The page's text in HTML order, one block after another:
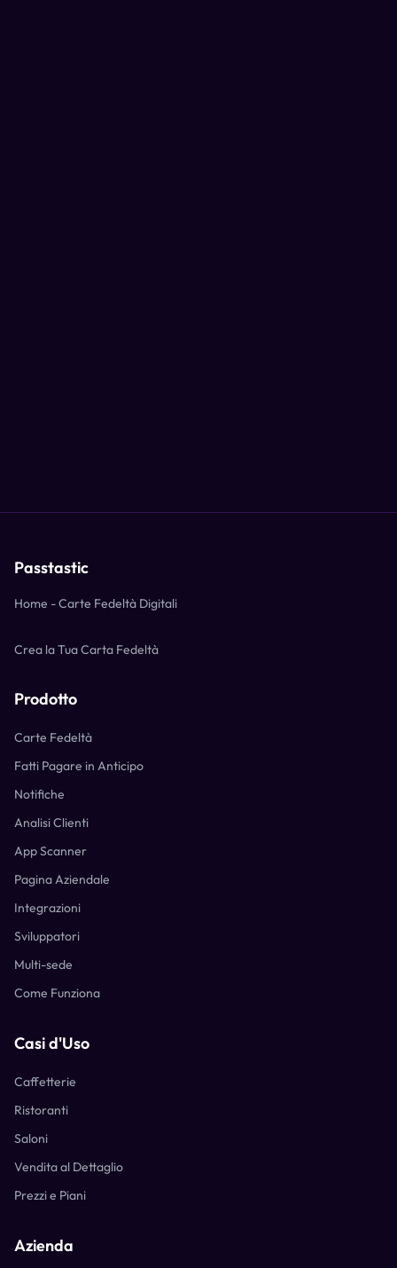
Passtastic
Home - Carte Fedeltà Digitali
Crea la Tua Carta Fedeltà
Prodotto
Carte Fedeltà
Fatti Pagare in Anticipo
Notifiche
Analisi Clienti
App Scanner
Pagina Aziendale
Integrazioni
Sviluppatori
Multi-sede
Come Funziona
Casi d'Uso
Caffetterie
Ristoranti
Saloni
Vendita al Dettaglio
Prezzi e Piani
Azienda